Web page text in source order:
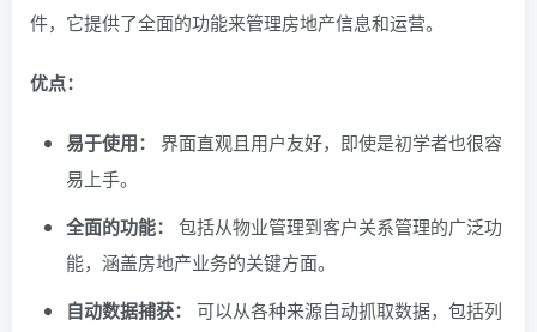
件，它提供了全面的功能来管理房地产信息和运营。
优点：
易于使用：
界面直观且用户友好，即使是初学者也很容
易上手。
全面的功能：
包括从物业管理到客户关系管理的广泛功
能，涵盖房地产业务的关键方面。
自动数据捕获：
可以从各种来源自动抓取数据，包括列